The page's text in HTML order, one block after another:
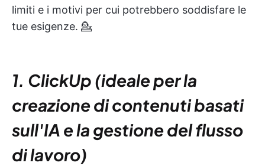
limiti e i motivi per cui potrebbero soddisfare le
tue esigenze. 💁
1. ClickUp (ideale per la
creazione di contenuti basati
sull'IA e la gestione del flusso
di lavoro)